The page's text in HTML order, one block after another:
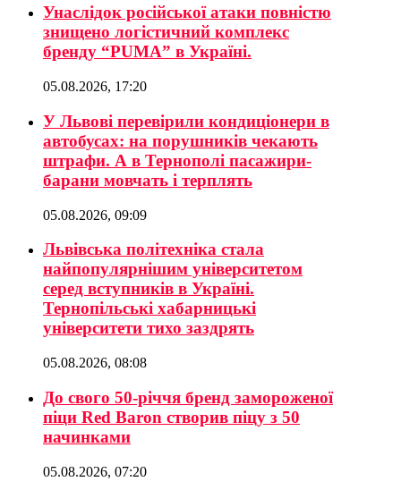
Унаслідок російської атаки повністю
знищено логістичний комплекс
бренду “PUMA” в Україні.
05.08.2026, 17:20
У Львові перевірили кондиціонери в
автобусах: на порушників чекають
штрафи. А в Тернополі пасажири-
барани мовчать і терплять
05.08.2026, 09:09
Львівська політехніка стала
найпопулярнішим університетом
серед вступників в Україні.
Тернопільські хабарницькі
університети тихо заздрять
05.08.2026, 08:08
До свого 50-річчя бренд замороженої
піци Red Baron створив піцу з 50
начинками
05.08.2026, 07:20